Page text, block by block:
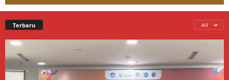
Terbaru All